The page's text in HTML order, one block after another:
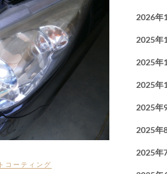
コーティング
2026年
2025年
2025年
2025年
2025年
2025年
2025年